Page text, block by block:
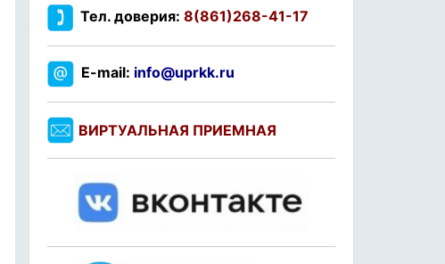
Тел. доверия: 8(861)268-41-17
E-mail: info@uprkk.ru
ВИРТУАЛЬНАЯ ПРИЕМНАЯ